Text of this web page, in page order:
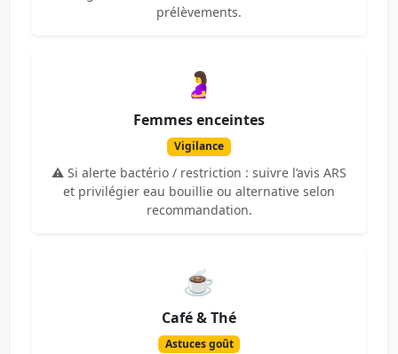
prélèvements.
🤰
Femmes enceintes
Vigilance
⚠️ Si alerte bactério / restriction : suivre l’avis ARS
et privilégier eau bouillie ou alternative selon
recommandation.
☕
Café & Thé
Astuces goût